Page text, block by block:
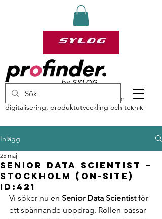
profinder by Sylog – specialister inom
digitalisering, produktutveckling och teknik
Inlägg
Senior Data Scientist –
Stockholm (On-site)
ID:421
25 maj
Vi söker nu en Senior Data Scientist för
ett spännande uppdrag. Rollen passar